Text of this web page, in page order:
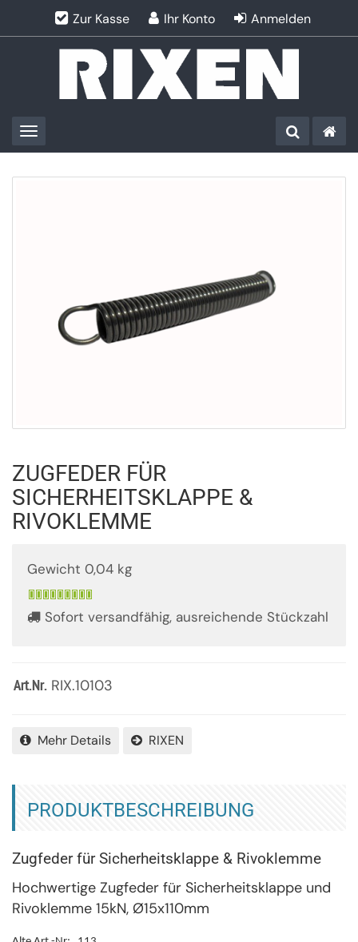
Zur Kasse Ihr Konto Anmelden
Toggle navigation
ZUGFEDER FÜR
SICHERHEITSKLAPPE &
RIVOKLEMME
Gewicht 0,04 kg
Sofort versandfähig, ausreichende Stückzahl
Art.Nr. RIX.10103
Mehr Details RIXEN
PRODUKTBESCHREIBUNG
Zugfeder für Sicherheitsklappe & Rivoklemme
Hochwertige Zugfeder für Sicherheitsklappe und
Rivoklemme 15kN, Ø15x110mm